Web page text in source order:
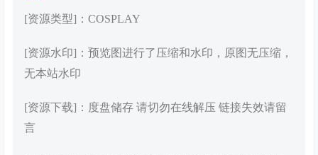
[资源类型]：COSPLAY
[资源水印]：预览图进行了压缩和水印，原图无压缩，
无本站水印
[资源下载]：度盘储存 请切勿在线解压 链接失效请留
言